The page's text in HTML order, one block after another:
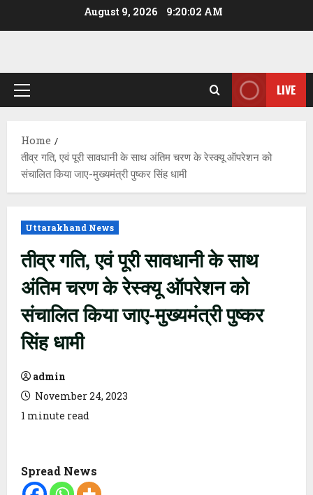
August 9, 2026 9:20:03 AM
Primary
LIVE
Home
तीव्र गति, एवं पूरी सावधानी के साथ अंतिम चरण के रेस्क्यू ऑपरेशन को
संचालित किया जाए-मुख्यमंत्री पुष्कर सिंह धामी
Uttarakhand News
तीव्र गति, एवं पूरी सावधानी के साथ
अंतिम चरण के रेस्क्यू ऑपरेशन को
संचालित किया जाए-मुख्यमंत्री पुष्कर
सिंह धामी
admin
November 24, 2023
1 minute read
Spread News